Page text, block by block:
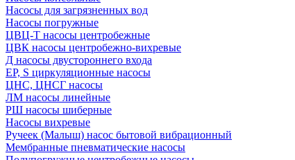
Насосы для загрязненных вод
Насосы погружные
ЦВЦ-Т насосы центробежные
ЦВК насосы центробежно-вихревые
Д насосы двустороннего входа
EP, S циркуляционные насосы
ЦНС, ЦНСГ насосы
ЛМ насосы линейные
РШ насосы шиберные
Насосы вихревые
Ручеек (Малыш) насос бытовой вибрационный
Мембранные пневматические насосы